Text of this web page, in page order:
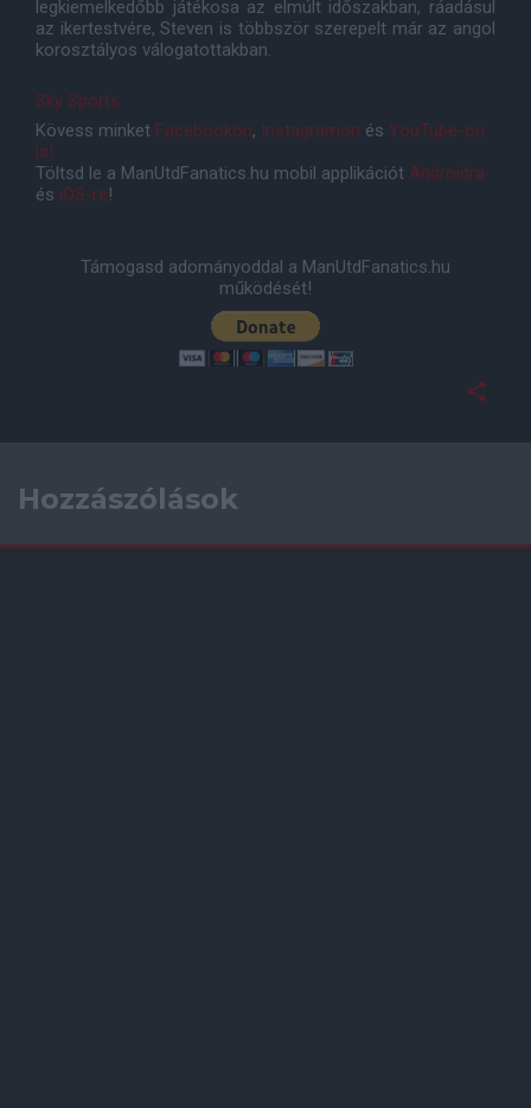
legkiemelkedőbb játékosa az elmúlt időszakban, ráadásul
az ikertestvére, Steven is többször szerepelt már az angol
korosztályos válogatottakban.
Sky Sports
Kövess minket Facebookon, Instagramon és YouTube-on
is!
Töltsd le a ManUtdFanatics.hu mobil applikációt Androidra
és iOS-re!
Támogasd adományoddal a ManUtdFanatics.hu
működését!
Hozzászólások